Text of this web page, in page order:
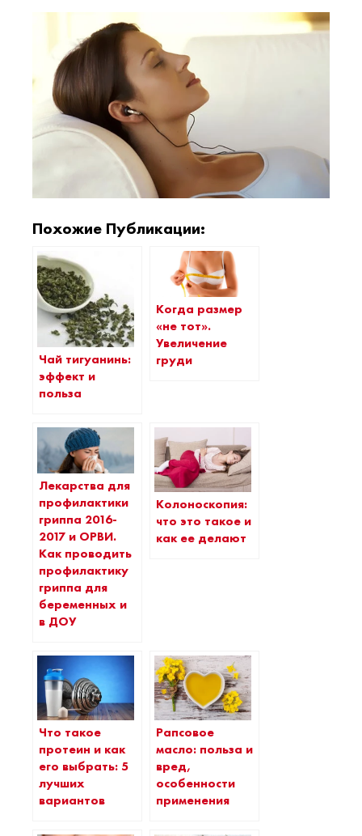
Похожие Публикации:
Чай тигуанинь:
эффект и
польза
Когда размер
«не тот».
Увеличение
груди
Лекарства для
профилактики
гриппа 2016-
2017 и ОРВИ.
Как проводить
профилактику
гриппа для
беременных и
в ДОУ
Колоноскопия:
что это такое и
как ее делают
Что такое
протеин и как
его выбрать: 5
лучших
вариантов
Рапсовое
масло: польза и
вред,
особенности
применения